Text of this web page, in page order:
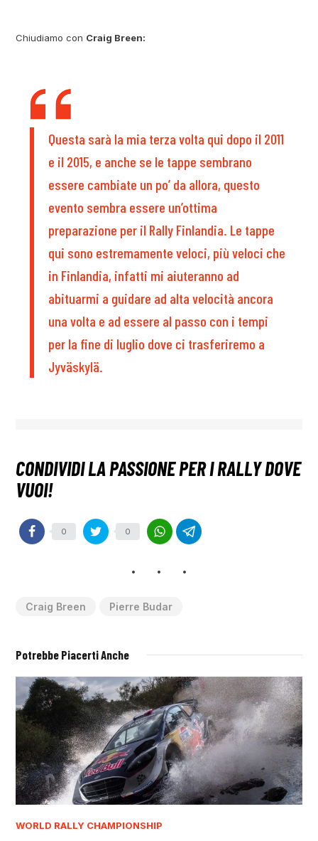
Chiudiamo con Craig Breen:
Questa sarà la mia terza volta qui dopo il 2011
e il 2015, e anche se le tappe sembrano
essere cambiate un po’ da allora, questo
evento sembra essere un’ottima
preparazione per il Rally Finlandia. Le tappe
qui sono estremamente veloci, più veloci che
in Finlandia, infatti mi aiuteranno ad
abituarmi a guidare ad alta velocità ancora
una volta e ad essere al passo con i tempi
per la fine di luglio dove ci trasferiremo a
Jyväskylä.
0 0
Craig Breen Pierre Budar
Potrebbe Piacerti Anche
WORLD RALLY CHAMPIONSHIP